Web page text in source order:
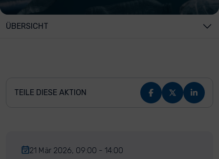
ÜBERSICHT
TEILE DIESE AKTION
21 Mär 2026, 09:00 - 14:00